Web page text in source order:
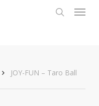
Menu
JOY-FUN – Taro Ball